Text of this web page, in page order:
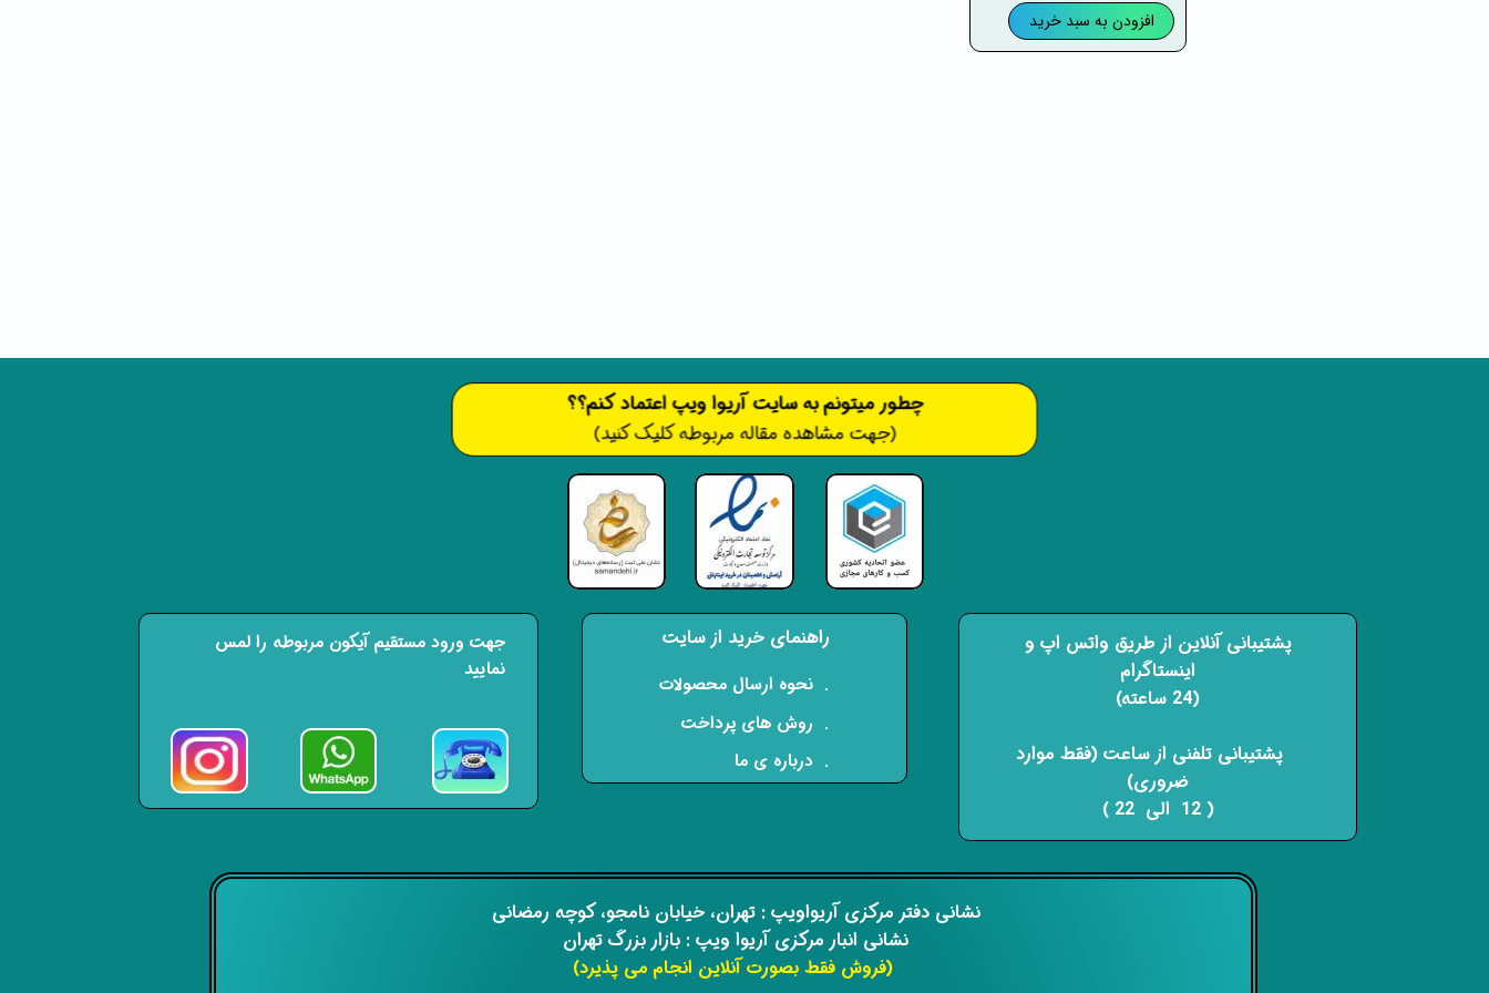
افزودن به سبد خرید
​​نشانی دفتر مرکزی آریواویپ : تهران، خیابان نامجو،کوچه رمضانی
نشانی انبار مرکزی آریوا ویپ : بازار بزرگ تهران
(فروش فقط بصورت آنلاین انجام می پذیرد)
​​​چطور میتونم به سایت آریوا ویپ اعتماد کنم؟؟
(جهت مشاهده مقاله مربوطه کلیک کنید)
راهنمای خرید از سایت
​. نحوه ارسال محصولات
. روش های پرداخت
. درباره ی ما
پشتیبانی آنلاین از طریق واتس اپ و
اینستاگرام
(24 ساعته)
​​​​​​​ پشتیبانی تلفنی از ساعت (فقط موارد
ضروری)
( 12 الی 22 ) ​​​​​​​
جهت ورود مستقیم آیکون مربوطه را لمس
نمایید